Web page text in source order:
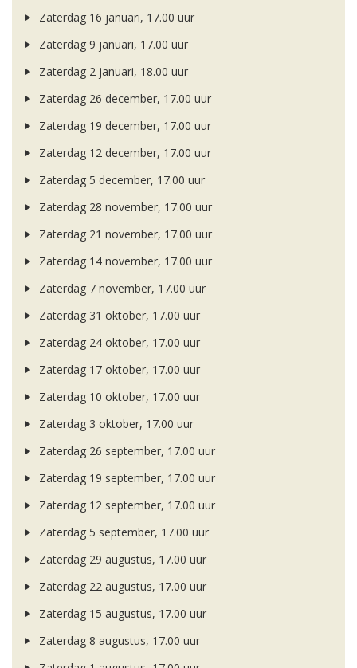
Zaterdag 16 januari, 17.00 uur
Zaterdag 9 januari, 17.00 uur
Zaterdag 2 januari, 18.00 uur
Zaterdag 26 december, 17.00 uur
Zaterdag 19 december, 17.00 uur
Zaterdag 12 december, 17.00 uur
Zaterdag 5 december, 17.00 uur
Zaterdag 28 november, 17.00 uur
Zaterdag 21 november, 17.00 uur
Zaterdag 14 november, 17.00 uur
Zaterdag 7 november, 17.00 uur
Zaterdag 31 oktober, 17.00 uur
Zaterdag 24 oktober, 17.00 uur
Zaterdag 17 oktober, 17.00 uur
Zaterdag 10 oktober, 17.00 uur
Zaterdag 3 oktober, 17.00 uur
Zaterdag 26 september, 17.00 uur
Zaterdag 19 september, 17.00 uur
Zaterdag 12 september, 17.00 uur
Zaterdag 5 september, 17.00 uur
Zaterdag 29 augustus, 17.00 uur
Zaterdag 22 augustus, 17.00 uur
Zaterdag 15 augustus, 17.00 uur
Zaterdag 8 augustus, 17.00 uur